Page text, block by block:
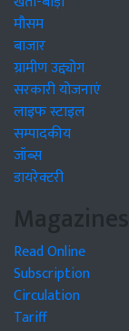
मौसम
बाजार
ग्रामीण उद्द्योग
सरकारी योजनाएं
लाइफ स्टाइल
सम्पादकीय
जॉब्स
डायरेक्टरी
Magazines
Read Online
Subscription
Circulation
Tariff